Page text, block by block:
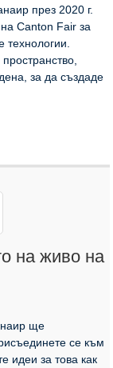
през 2020 г.
Canton Fair за
технологии.
за да създаде
на живо на
ще
се към
идеи за това как